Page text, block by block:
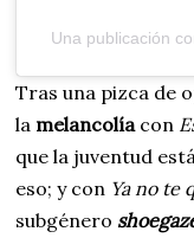
Una publicación
Tras una pizca de
la melancolíacon
que la juventud
eso; y con Ya no te
subgénero